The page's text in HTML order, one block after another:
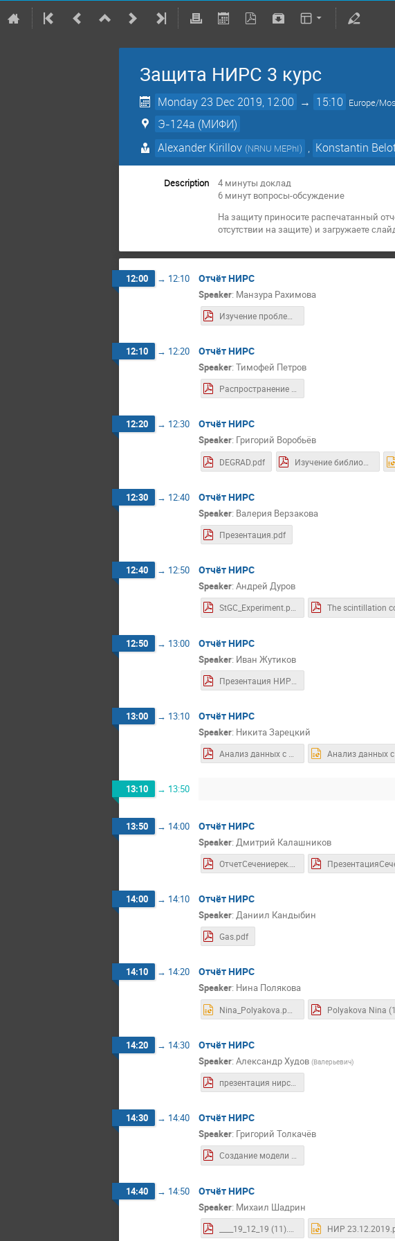
Защита НИРС 3 курс
Monday 23 Dec 2019, 12:00 → 15:10 Europe/
Э-124а (МИФИ)
Alexander Kirillov (NRNU MEPhI) , Konstantin
Description
4 минуты доклад
6 минут вопросы-обсуждение
На защиту приносите распечатанный
отсутствии на защите) и загружаете
12:00 → 12:10 Отчёт НИРС
Speaker: Манзура Рахимова
Изучение проблемы возможности существования первичных черных дыр.pdf
12:10 → 12:20 Отчёт НИРС
Speaker: Тимофей Петров
Распространение тепла по аксиально симметричному телу.pdf
12:20 → 12:30 Отчёт НИРС
Speaker: Григорий Воробьёв
DEGRAD.pdf
12:30 → 12:40 Отчёт НИРС
Speaker: Валерия Верзакова
Презентация.pdf
12:40 → 12:50 Отчёт НИРС
Speaker: Андрей Дуров
StGC_Experiment.pdf
12:50 → 13:00 Отчёт НИРС
Speaker: Иван Жутиков
13:00 → 13:10 Отчёт НИРС
Speaker: Никита Зарецкий
Анализ данных с эксперимента ReD.pdf
13:10 → 13:50
13:50 → 14:00 Отчёт НИРС
Speaker: Дмитрий Калашников
14:00 → 14:10 Отчёт НИРС
Speaker: Даниил Кандыбин
Gas.pdf
14:10 → 14:20 Отчёт НИРС
Speaker: Нина Полякова
14:20 → 14:30 Отчёт НИРС
Speaker: Александр Худов (Валерьевич)
презентация нирс 1.pdf
14:30 → 14:40 Отчёт НИРС
Speaker: Григорий Толкачёв
Создание модели для классификации лептонных распадов W в протон-протонных столкновениях эксперимента ATLAS..pdf
14:40 → 14:50 Отчёт НИРС
Speaker: Михаил Шадрин